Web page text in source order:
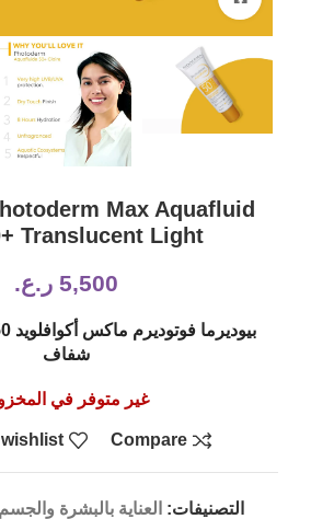
Max Aquafluid
Translucent Light
5,500 ر.ع.
شفاف
غير متوفر في
Compare
التصنيفات: العناية بالبشرة والجسم